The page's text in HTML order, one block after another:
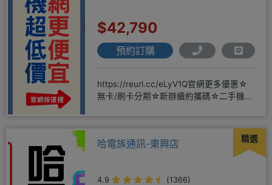
$42,790
預約訂購
https://reurl.cc/eLyV1Q官網更多優惠☆
無卡/刷卡分期☆新辦續約攜碼☆二手機買
精選
哈電族通訊-東興店
4.9 (1366)